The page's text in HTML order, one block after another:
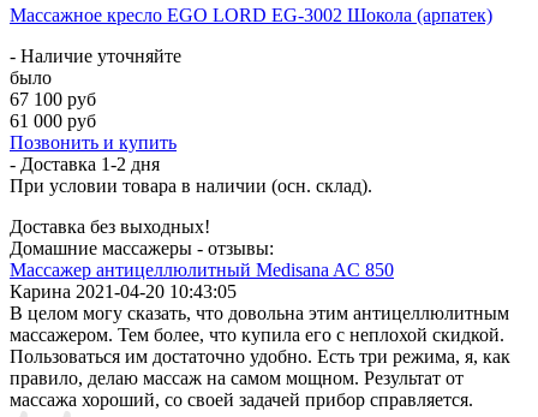
Массажное кресло EGO LORD EG-3002 Шокола (арпатек)
- Наличие уточняйте
было
67 100 руб
61 000 руб
Позвонить и купить
- Доставка 1-2 дня
При условии товара в наличии (осн. склад).
Доставка без выходных!
Домашние массажеры - отзывы:
Массажер антицеллюлитный Medisana AC 850
Карина 2021-04-20 10:43:05
В целом могу сказать, что довольна этим антицеллюлитным
массажером. Тем более, что купила его с неплохой скидкой.
Пользоваться им достаточно удобно. Есть три режима, я, как
правило, делаю массаж на самом мощном. Результат от
массажа хороший, со своей задачей прибор справляется.